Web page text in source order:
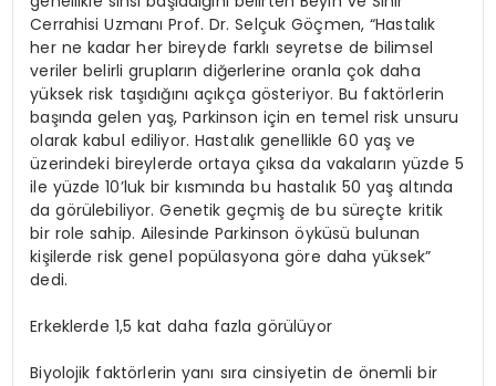
Cerrahisi Uzmanı Prof. Dr. Selçuk Göçmen, “Hastalık
her ne kadar her bireyde farklı seyretse de bilimsel
veriler belirli grupların diğerlerine oranla çok daha
yüksek risk taşıdığını açıkça gösteriyor. Bu faktörlerin
başında gelen yaş, Parkinson için en temel risk unsuru
olarak kabul ediliyor. Hastalık genellikle 60 yaş ve
üzerindeki bireylerde ortaya çıksa da vakaların yüzde 5
ile yüzde 10’luk bir kısmında bu hastalık 50 yaş altında
da görülebiliyor. Genetik geçmiş de bu süreçte kritik
bir role sahip. Ailesinde Parkinson öyküsü bulunan
kişilerde risk genel popülasyona göre daha yüksek”
dedi.
Erkeklerde 1,5 kat daha fazla görülüyor
Biyolojik faktörlerin yanı sıra cinsiyetin de önemli bir